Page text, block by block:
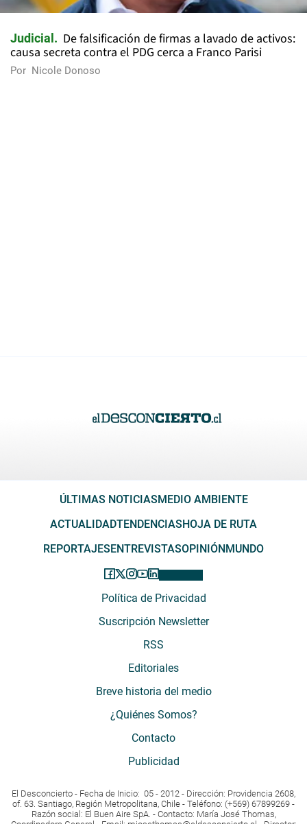
Judicial
De falsificación de firmas a lavado de activos:
causa secreta contra el PDG cerca a Franco Parisi
Por Nicole Donoso
ÚLTIMAS NOTICIAS MEDIO AMBIENTE
ACTUALIDADTENDENCIAS HOJA DE RUTA
REPORTAJES ENTREVISTASOPINIÓN MUNDO
Política de Privacidad
Suscripción Newsletter
RSS
Editoriales
Breve historia del medio
¿Quiénes Somos?
Contacto
Publicidad
El Desconcierto - Fecha de Inicio: 05 - 2012 - Dirección: Providencia 2608,
of. 63. Santiago, Región Metropolitana, Chile - Teléfono: (+569) 67899269 -
Razón social: El Buen Aire SpA. - Contacto: María José Thomas,